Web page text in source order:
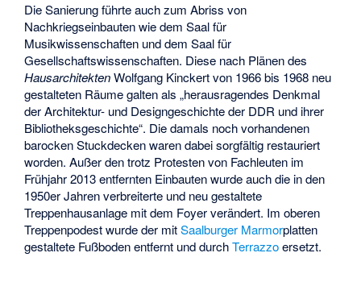
Die Sanierung führte auch zum Abriss von
Nachkriegseinbauten wie dem Saal für
Musikwissenschaften und dem Saal für
Gesellschaftswissenschaften. Diese nach Plänen des
HausarchitektenWolfgang Kinckert von 1966 bis 1968 neu
gestalteten Räume galten als „herausragendes Denkmal
der Architektur- und Designgeschichte der DDR und ihrer
Bibliotheksgeschichte“. Die damals noch vorhandenen
barocken Stuckdecken waren dabei sorgfältig restauriert
worden. Außer den trotz Protesten von Fachleuten im
Frühjahr 2013 entfernten Einbauten wurde auch die in den
1950er Jahren verbreiterte und neu gestaltete
Treppenhausanlage mit dem Foyer verändert. Im oberen
Treppenpodest wurde der mitSaalburger Marmorplatten
gestaltete Fußboden entfernt und durchTerrazzoersetzt.